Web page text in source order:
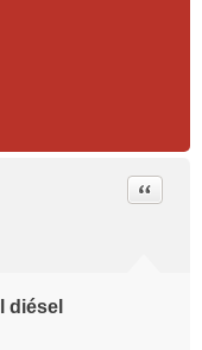
diésel
Citer